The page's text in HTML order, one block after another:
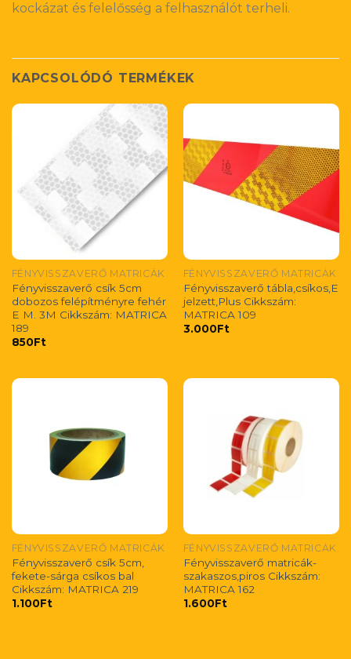
kockázat és felelősség a felhasználót terheli.
KAPCSOLÓDÓ TERMÉKEK
FÉNYVISSZAVERŐ MATRICÁK
Fényvisszaverő csík 5cm
dobozos felépítményre fehér
E M. 3M Cikkszám: MATRICA
189
850Ft
FÉNYVISSZAVERŐ MATRICÁK
Fényvisszaverő tábla,csíkos,E
jelzett,Plus Cikkszám:
MATRICA 109
3.000Ft
FÉNYVISSZAVERŐ MATRICÁK
Fényvisszaverő csík 5cm,
fekete-sárga csíkos bal
Cikkszám: MATRICA 219
1.100Ft
FÉNYVISSZAVERŐ MATRICÁK
Fényvisszaverő matricák-
szakaszos,piros Cikkszám:
MATRICA 162
1.600Ft